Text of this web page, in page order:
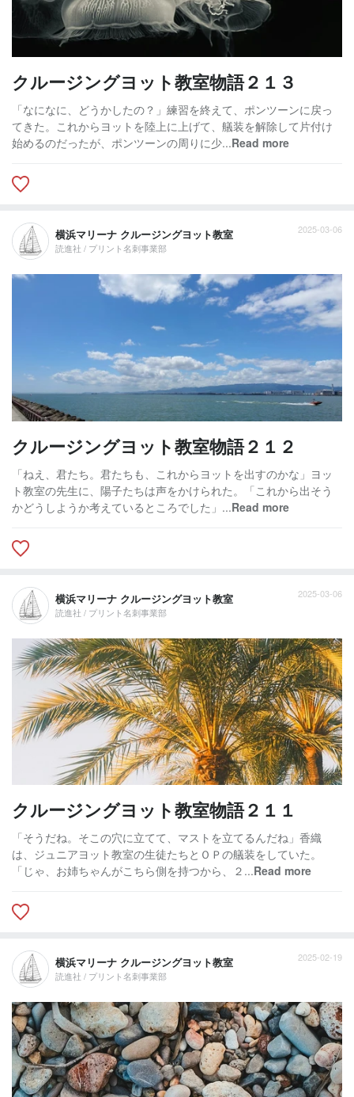
クルージングヨット教室物語２１３
「なになに、どうかしたの？」練習を終えて、ポンツーンに戻っ
てきた。これからヨットを陸上に上げて、艤装を解除して片付け
始めるのだったが、ポンツーンの周りに少...Read more
横浜マリーナ クルージングヨット教室
読進社 / プリント名刺事業部
2025-03-06
クルージングヨット教室物語２１２
「ねえ、君たち。君たちも、これからヨットを出すのかな」ヨッ
ト教室の先生に、陽子たちは声をかけられた。「これから出そう
かどうしようか考えているところでした」...Read more
横浜マリーナ クルージングヨット教室
読進社 / プリント名刺事業部
2025-03-06
クルージングヨット教室物語２１１
「そうだね。そこの穴に立てて、マストを立てるんだね」香織
は、ジュニアヨット教室の生徒たちとＯＰの艤装をしていた。
「じゃ、お姉ちゃんがこちら側を持つから、２...Read more
横浜マリーナ クルージングヨット教室
読進社 / プリント名刺事業部
2025-02-19